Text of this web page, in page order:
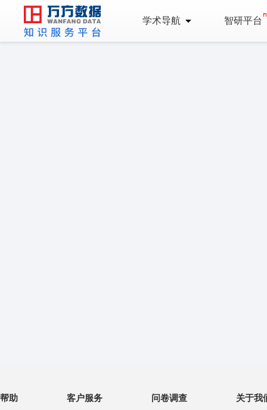
学术导航 智研平台
帮助 客户服务 问卷调查 关于我